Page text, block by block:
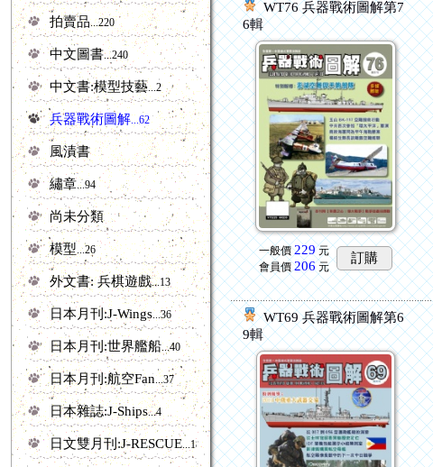
拍賣品...220
中文圖書...240
中文書:模型技藝...2
兵器戰術圖解...62
風漬書
繡章...94
尚未分類
模型 ...26
外文書: 兵棋遊戲...13
日本月刊:J-Wings...36
日本月刊:世界艦船...40
日本月刊:航空Fan...37
日本雜誌:J-Ships...4
日文雙月刊:J-RESCUE ...18
WT76 兵器戰術圖解第7
6輯
一般價 229元
會員價 206元
訂購
WT69 兵器戰術圖解第6
9輯